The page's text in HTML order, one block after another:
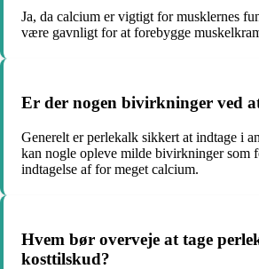
Ja, da calcium er vigtigt for musklernes
være gavnligt for at forebygge
Er der nogen bivirkninger ved
Generelt er perlekalk sikkert at indtage i
kan nogle opleve milde bivirkninger som
indtagelse af for meget calcium.
Hvem bør overveje at tage
kosttilskud?